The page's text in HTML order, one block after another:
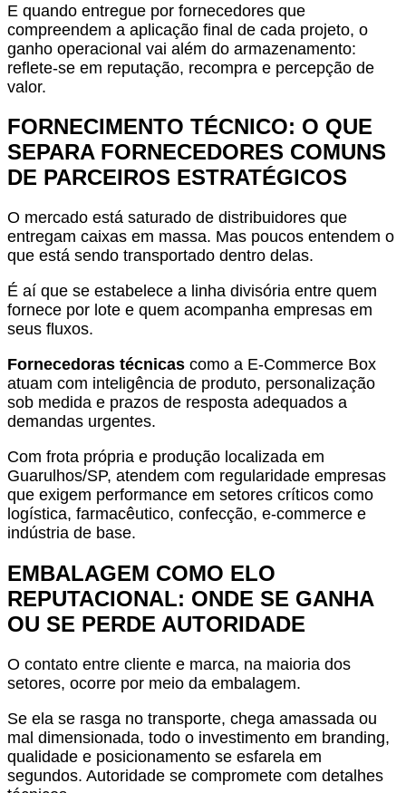
E quando entregue por fornecedores que
compreendem a aplicação final de cada projeto, o
ganho operacional vai além do armazenamento:
reflete-se em reputação, recompra e percepção de
valor.
FORNECIMENTO TÉCNICO: O QUE
SEPARA FORNECEDORES COMUNS
DE PARCEIROS ESTRATÉGICOS
O mercado está saturado de distribuidores que
entregam caixas em massa. Mas poucos entendem o
que está sendo transportado dentro delas.
É aí que se estabelece a linha divisória entre quem
fornece por lote e quem acompanha empresas em
seus fluxos.
Fornecedoras técnicas como a E-Commerce Box
atuam com inteligência de produto, personalização
sob medida e prazos de resposta adequados a
demandas urgentes.
Com frota própria e produção localizada em
Guarulhos/SP, atendem com regularidade empresas
que exigem performance em setores críticos como
logística, farmacêutico, confecção, e-commerce e
indústria de base.
EMBALAGEM COMO ELO
REPUTACIONAL: ONDE SE GANHA
OU SE PERDE AUTORIDADE
O contato entre cliente e marca, na maioria dos
setores, ocorre por meio da embalagem.
Se ela se rasga no transporte, chega amassada ou
mal dimensionada, todo o investimento em branding,
qualidade e posicionamento se esfarela em
segundos. Autoridade se compromete com detalhes